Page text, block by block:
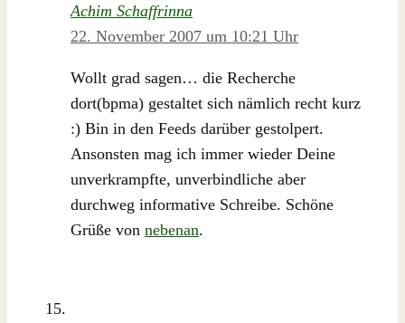
Achim Schaffrinna
22. November 2007 um 10:21 Uhr
Wollt grad sagen… die Recherche
dort(bpma) gestaltet sich nämlich recht kurz
:) Bin in den Feeds darüber gestolpert.
Ansonsten mag ich immer wieder Deine
unverkrampfte, unverbindliche aber
durchweg informative Schreibe. Schöne
Grüße von nebenan.